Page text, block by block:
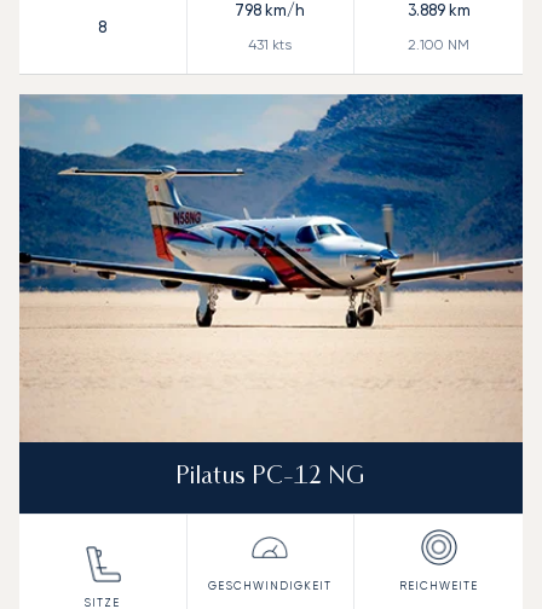
8
798 km/h
431 kts
3.889km
2.100 NM
Pilatus PC-12 NG